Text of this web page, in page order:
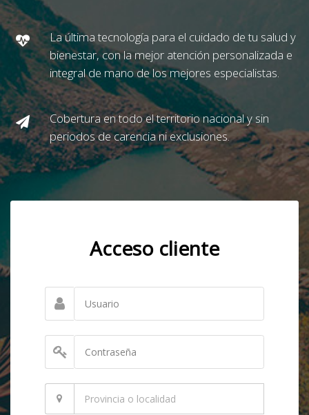
La última tecnología para el cuidado de tu salud y
bienestar, con la mejor atención personalizada e
integral de mano de los mejores especialistas.
Cobertura en todo el territorio nacional y sin
periodos de carencia ni exclusiones.
Acceso cliente